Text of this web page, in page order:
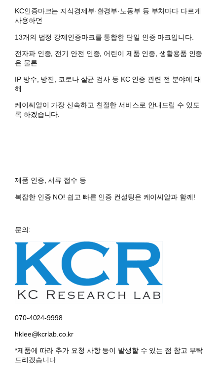
KC인증마크는 지식경제부·환경부·노동부 등 부처마다 다르게
사용하던
13개의 법정 강제인증마크를 통합한 단일 인증 마크입니다.
전자파 인증, 전기 안전 인증, 어린이 제품 인증, 생활용품 인증
은 물론
IP 방수, 방진, 코로나 살균 검사 등 KC 인증 관련 전 분야에 대
해
케이씨알이 가장 신속하고 친절한 서비스로 안내드릴 수 있도
록 하겠습니다.
제품 인증, 서류 접수 등
복잡한 인증 NO! 쉽고 빠른 인증 컨설팅은 케이씨알과 함께!
문의:
070-4024-9998
hklee@kcrlab.co.kr
*제품에 따라 추가 요청 사항 등이 발생할 수 있는 점 참고 부탁
드리겠습니다.